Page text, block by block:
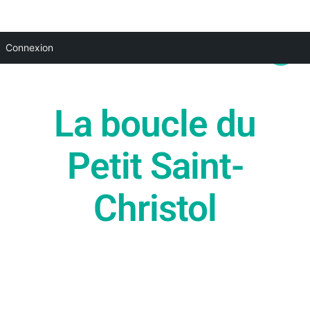
Connexion
La boucle du
Petit Saint-
Christol